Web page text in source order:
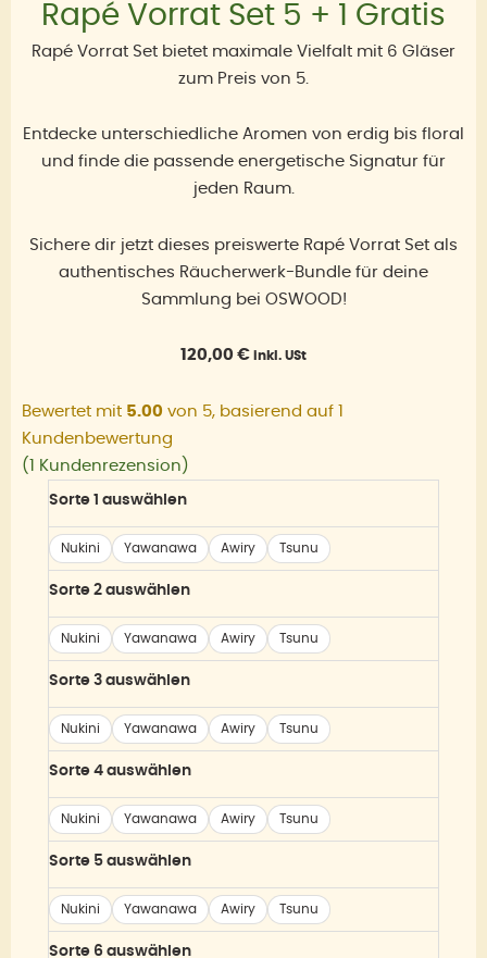
Rapé Vorrat Set 5 + 1 Gratis
Rapé Vorrat Set bietet maximale Vielfalt mit 6 Gläser
zum Preis von 5.
Entdecke unterschiedliche Aromen von erdig bis floral
und finde die passende energetische Signatur für
jeden Raum.
Sichere dir jetzt dieses preiswerte Rapé Vorrat Set als
authentisches Räucherwerk-Bundle für deine
Sammlung bei OSWOOD!
120,00 € inkl. USt
Bewertet mit 5.00 von 5, basierend auf
Kundenbewertung
(
Kundenrezension)
Sorte 1 auswählen
Nukini Yawanawa Awiry Tsunu
Sorte 2 auswählen
Nukini Yawanawa Awiry Tsunu
Sorte 3 auswählen
Nukini Yawanawa Awiry Tsunu
Sorte 4 auswählen
Nukini Yawanawa Awiry Tsunu
Sorte 5 auswählen
Nukini Yawanawa Awiry Tsunu
Sorte 6 auswählen
Rapé
Set
5
1
Gratis
Menge